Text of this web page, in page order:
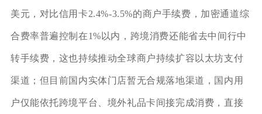
美元，对比信用卡2.4%-3.5%的商户手续费，加密通道综
合费率普遍控制在1%以内，跨境消费还能省去中间行中
转手续费，这也持续推动全球商户持续扩容以太坊支付
渠道；但目前国内实体门店暂无合规落地渠道，国内用
户仅能依托跨境平台、境外礼品卡间接完成消费，直接